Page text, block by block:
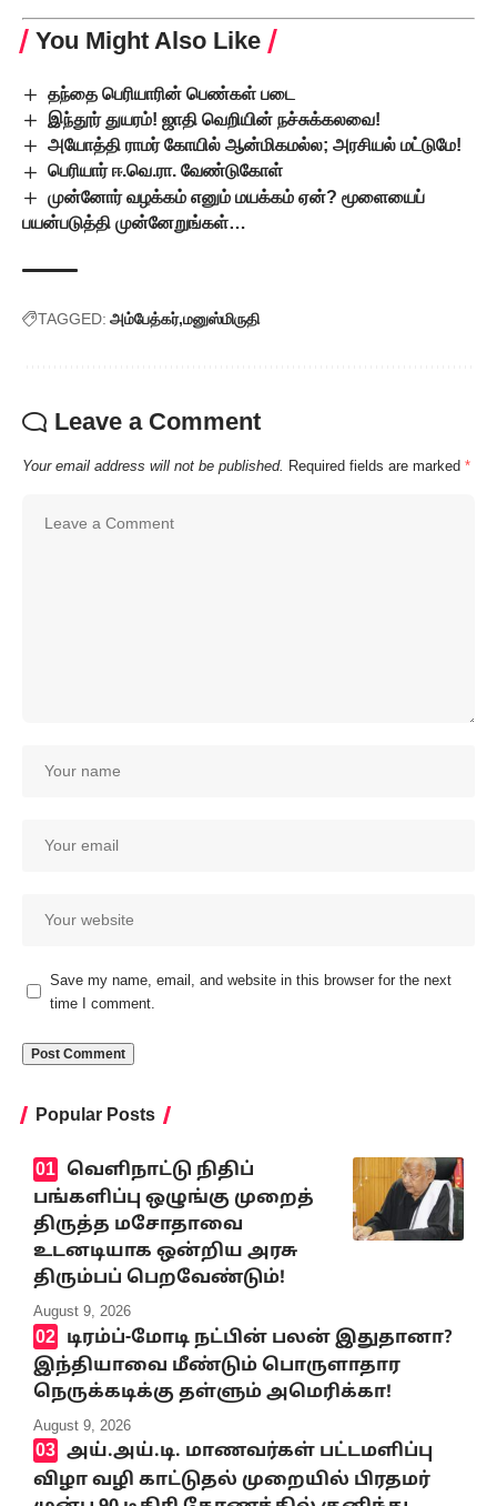
You Might Also Like
தந்தை பெரியாரின் பெண்கள் படை
இந்தூர் துயரம்! ஜாதி வெறியின் நச்சுக்கலவை!
அயோத்தி ராமர் கோயில் ஆன்மிகமல்ல; அரசியல் மட்டுமே!
பெரியார் ஈ.வெ.ரா. வேண்டுகோள்
முன்னோர் வழக்கம் எனும் மயக்கம் ஏன்? மூளையைப்
பயன்படுத்தி முன்னேறுங்கள்…
TAGGED: அம்பேத்கர் மனுஸ்மிருதி
Leave a Comment
Your email address will not be published. Required fields are marked *
Save my name, email, and website in this browser for the next
time I comment.
Popular Posts
வெளிநாட்டு நிதிப்
பங்களிப்பு ஒழுங்கு முறைத்
திருத்த மசோதாவை
உடனடியாக ஒன்றிய அரசு
திரும்பப் பெறவேண்டும்!
August 9, 2026
டிரம்ப்-மோடி நட்பின் பலன் இதுதானா?
இந்தியாவை மீண்டும் பொருளாதார
நெருக்கடிக்கு தள்ளும் அமெரிக்கா!
August 9, 2026
அய்.அய்.டி. மாணவர்கள் பட்டமளிப்பு
விழா வழி காட்டுதல் முறையில் பிரதமர்